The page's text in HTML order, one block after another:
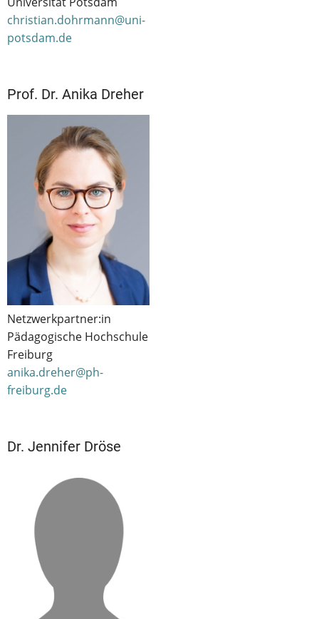
christian.dohrmann@uni-
potsdam.de
Prof. Dr. Anika Dreher
Netzwerkpartner:in
Pädagogische Hochschule
Freiburg
anika.dreher@ph-
freiburg.de
Dr. Jennifer Dröse